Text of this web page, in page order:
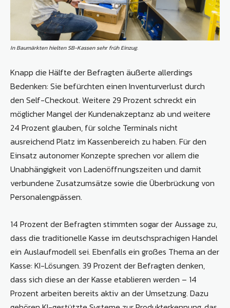
In Baumärkten hielten SB-Kassen sehr früh Einzug.
Knapp die Hälfte der Befragten äußerte allerdings
Bedenken: Sie befürchten einen Inventurverlust durch
den Self-Checkout. Weitere 29 Prozent schreckt ein
möglicher Mangel der Kundenakzeptanz ab und weitere
24 Prozent glauben, für solche Terminals nicht
ausreichend Platz im Kassenbereich zu haben. Für den
Einsatz autonomer Konzepte sprechen vor allem die
Unabhängigkeit von Ladenöffnungszeiten und damit
verbundene Zusatzumsätze sowie die Überbrückung von
Personalengpässen.
14 Prozent der Befragten stimmten sogar der Aussage zu,
dass die traditionelle Kasse im deutschsprachigen Handel
ein Auslaufmodell sei. Ebenfalls ein großes Thema an der
Kasse: KI-Lösungen. 39 Prozent der Befragten denken,
dass sich diese an der Kasse etablieren werden – 14
Prozent arbeiten bereits aktiv an der Umsetzung. Dazu